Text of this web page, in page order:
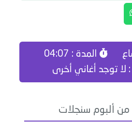
المدة : 04:07
: لا توجد أغاني أخرى
من ألبوم سنجلات